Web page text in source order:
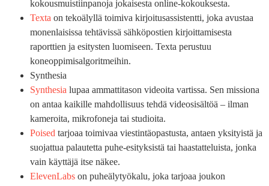
kokousmuistiinpanoja jokaisesta online-kokouksesta.
Texta on tekoälyllä toimiva kirjoitusassistentti, joka avustaa
monenlaisissa tehtävissä sähköpostien kirjoittamisesta
raporttien ja esitysten luomiseen. Texta perustuu
koneoppimisalgoritmeihin.
Synthesia
Synthesia lupaa ammattitason videoita vartissa. Sen missiona
on antaa kaikille mahdollisuus tehdä videosisältöä – ilman
kameroita, mikrofoneja tai studioita.
Poised tarjoaa toimivaa viestintäopastusta, antaen yksityistä ja
suojattua palautetta puhe-esityksistä tai haastatteluista, jonka
vain käyttäjä itse näkee.
ElevenLabs on puheälytyökalu, joka tarjoaa joukon